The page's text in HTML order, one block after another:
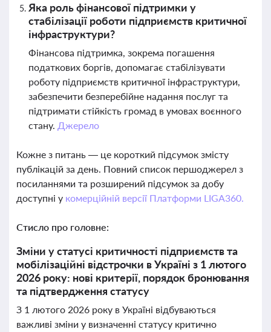
Яка роль фінансової підтримки у
стабілізації роботи підприємств критичної
інфраструктури?
Фінансова підтримка, зокрема погашення
податкових боргів, допомагає стабілізувати
роботу підприємств критичної інфраструктури,
забезпечити безперебійне надання послуг та
підтримати стійкість громад в умовах воєнного
стану. Джерело
Кожне з питань — це короткий підсумок змісту
публікацій за день. Повний список першоджерел з
посиланнями та розширений підсумок за добу
доступні у комерційній версії Платформи LIGA360.
Стисло про головне:
Зміни у статусі критичності підприємств та
мобілізаційні відстрочки в Україні з 1 лютого
2026 року: нові критерії, порядок бронювання
та підтвердження статусу
З 1 лютого 2026 року в Україні відбуваються
важливі зміни у визначенні статусу критично